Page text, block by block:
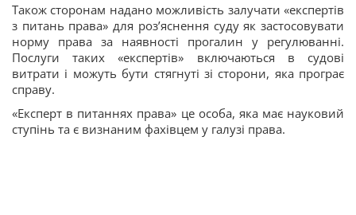
Також сторонам надано можливість залучати «експертів
з питань права» для роз’яснення суду як застосовувати
норму права за наявності прогалин у регулюванні.
Послуги таких «експертів» включаються в судові
витрати і можуть бути стягнуті зі сторони, яка програє
справу.
«Експерт в питаннях права» це особа, яка має науковий
ступінь та є визнаним фахівцем у галузі права.